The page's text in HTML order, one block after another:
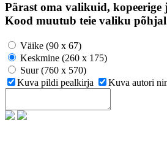
Pärast oma valikuid, kopeerige
Kood muutub teie valiku
Väike (90 x 67)
Keskmine (260 x 175)
Suur (760 x 570)
Kuva pildi pealkirja
Kuva autori